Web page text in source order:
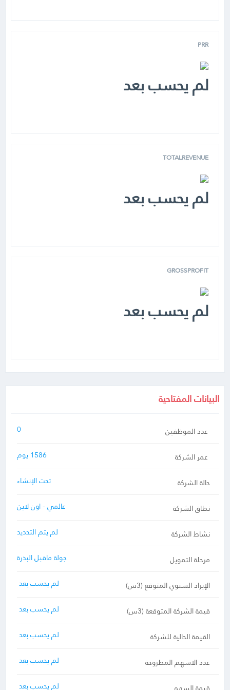
PRR
لم يحسب بعد
TOTALREVENUE
لم يحسب بعد
GROSSPROFIT
لم يحسب بعد
البيانات المفتاحية
عدد الموظفين 0
عمر الشركة 1586 يوم
حالة الشركة تحت الإنشاء
نطاق الشركة عالمي - اون لاين
نشاط الشركة لم يتم التحديد
مرحلة التمويل جولة ماقبل البذرة
الإيراد السنوي المتوقع (3س) لم يحسب بعد
قيمة الشركة المتوقعة (3س) لم يحسب بعد
القيمة الحالية للشركة لم يحسب بعد
عدد الاسهم المطروحة لم يحسب بعد
لم يحسب بعد